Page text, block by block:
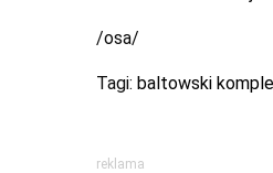
/osa/
Tagi: baltowski
reklama